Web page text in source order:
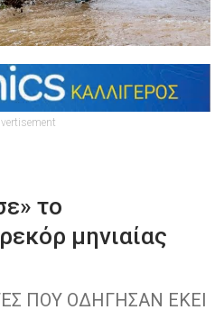
το
μηνιαίας
ΠΟΥ ΟΔΗΓΗΣΑΝ ΕΚΕΙ